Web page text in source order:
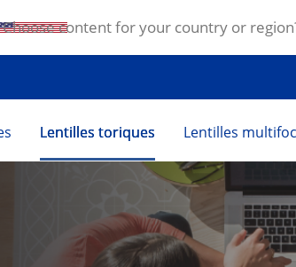
Lentilles toriques Lentilles
content for your country or